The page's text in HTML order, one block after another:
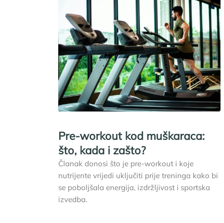
Pre-workout kod muškaraca:
što, kada i zašto?
Članak donosi što je pre-workout i koje
nutrijente vrijedi uključiti prije treninga kako bi
se poboljšala energija, izdržljivost i sportska
izvedba.